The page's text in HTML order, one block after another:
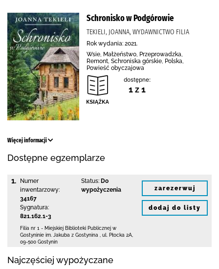
Schronisko w Podgórowie
TEKIELI, JOANNA, WYDAWNICTWO FILIA
Rok wydania: 2021.
Wsie, Małżeństwo, Przeprowadzka,
Remont, Schroniska górskie, Polska,
Powieść obyczajowa
dostępne:
1 z 1
Więcej informacji
Dostępne egzemplarze
1.
Numer
inwentarzowy:
34167
Sygnatura:
821.162.1-3
Status: Do
wypożyczenia
Filia nr 1 - Miejskiej Biblioteki Publicznej w
Gostyninie im. Jakuba z Gostynina
ul. Płocka 2A
09-500 Gostynin
zarezerwuj
dodaj do listy
Najczęściej wypożyczane